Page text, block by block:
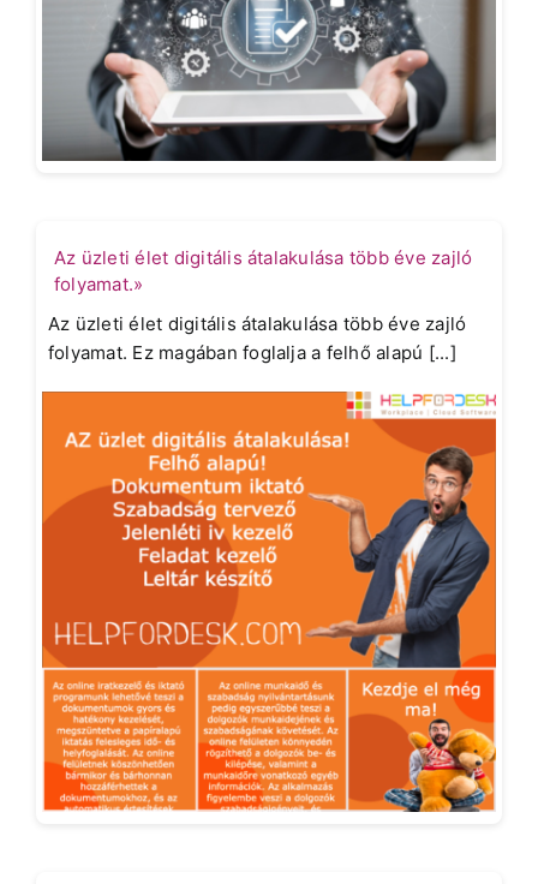
Az üzleti élet digitális átalakulása több éve zajló
folyamat.»
Az üzleti élet digitális átalakulása több éve zajló
folyamat. Ez magában foglalja a felhő alapú [...]